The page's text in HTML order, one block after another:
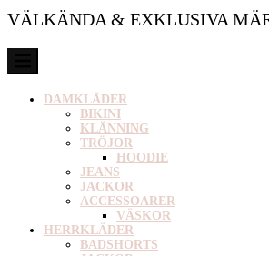
VÄLKÄNDA & EXKLUSIVA
DAMKLÄDER
BIKINI
KLÄNNING
TRÖJOR
HOODIE
JEANS
JACKOR
ACCESSOARER
VÄSKOR
HERRKLÄDER
BADSHORTS